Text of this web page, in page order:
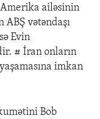
ailəsinin
ABŞ vətəndaşı
Evin
# İran onların
imkan
Bob